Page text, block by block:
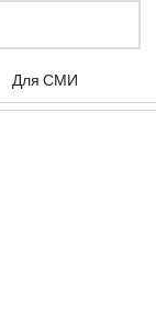
Для СМИ